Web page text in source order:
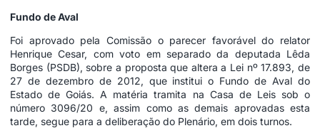
Fundo de Aval
Foi aprovado pela Comissão o parecer favorável do relator
Henrique Cesar, com voto em separado da deputada Lêda
Borges (PSDB), sobre a proposta que altera a Lei nº 17.893, de
27 de dezembro de 2012, que institui o Fundo de Aval do
Estado de Goiás. A matéria tramita na Casa de Leis sob o
número 3096/20 e, assim como as demais aprovadas esta
tarde, segue para a deliberação do Plenário, em dois turnos.